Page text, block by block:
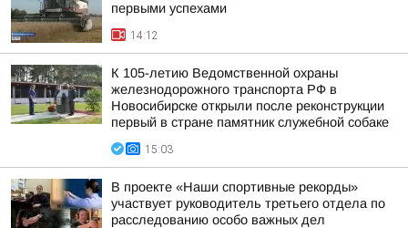
первыми успехами
14:12
К 105-летию Ведомственной охраны
железнодорожного транспорта РФ в
Новосибирске открыли после реконструкции
первый в стране памятник служебной собаке
15:03
В проекте «Наши спортивные рекорды»
участвует руководитель третьего отдела по
расследованию особо важных дел